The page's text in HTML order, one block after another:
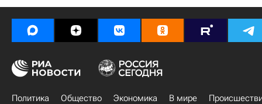
Политика Общество Экономика В мире